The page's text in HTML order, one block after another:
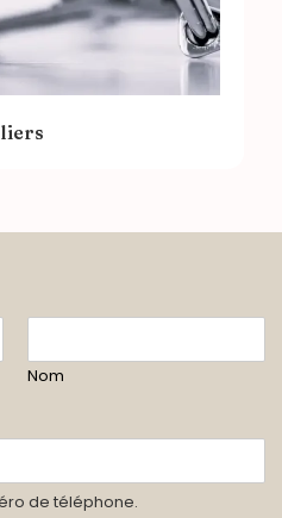
Nom
de téléphone.